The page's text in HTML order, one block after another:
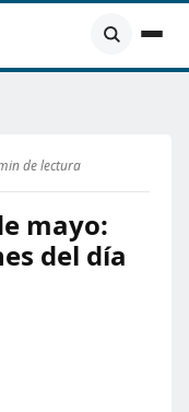
de lectura
mayo:
del día